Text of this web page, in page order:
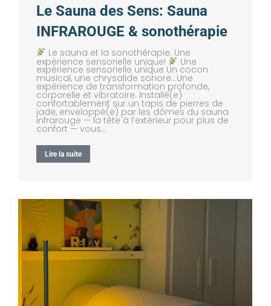
Le Sauna des Sens: Sauna
INFRAROUGE & sonothérapie
Le sauna et la sonothérapie: Une
expérience sensorielle unique! Une
expérience sensorielle unique Un cocon
musical, une chrysalide sonore…Une
expérience de transformation profonde,
corporelle et vibratoire. Installé(e)
confortablement sur un tapis de pierres de
jade, enveloppé(e) par les dômes du sauna
infrarouge — la tête à l’extérieur pour plus de
confort — vous…
Lire la suite